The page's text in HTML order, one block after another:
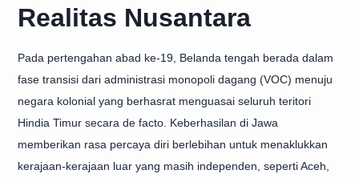
Realitas Nusantara
Pada pertengahan abad ke-19, Belanda tengah berada dalam
fase transisi dari administrasi monopoli dagang (VOC) menuju
negara kolonial yang berhasrat menguasai seluruh teritori
Hindia Timur secara de facto. Keberhasilan di Jawa
memberikan rasa percaya diri berlebihan untuk menaklukkan
kerajaan-kerajaan luar yang masih independen, seperti Aceh,